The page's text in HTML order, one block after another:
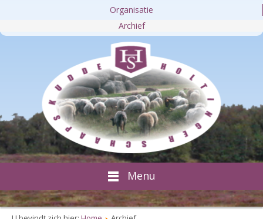
Organisatie
Archief
Menu